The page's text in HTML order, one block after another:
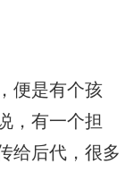
便是有个孩
，有一个担
给后代，很多